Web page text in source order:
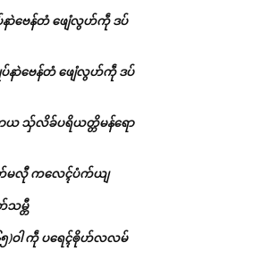
ာဲဗေန်တံ ဖျေံလွဟ်ကဵု ဒပ်
နာဲဗေန်တံ ဖျေံလွဟ်ကဵု ဒပ်
ယ သှ်လိခ်ပရိယတ္တိမန်ရော
မလီု ကလေၚ်ပံက်ယျ
မ္တီ
၅)ဝါ ကဵု ပရေၚ်ၜိုဟ်လလမ်